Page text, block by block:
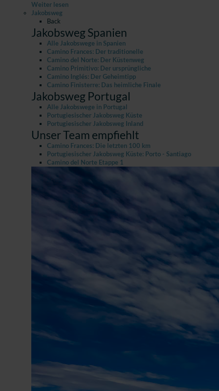
Weiter lesen
Jakobsweg
Back
Jakobsweg Spanien
Alle Jakobswege in Spanien
Camino Frances: Der traditionelle
Camino del Norte: Der Küstenweg
Camino Primitivo: Der ursprüngliche
Camino Inglés: Der Geheimtipp
Camino Finisterre: Das heimliche Finale
Jakobsweg Portugal
Alle Jakobswege in Portugal
Portugiesischer Jakobsweg Küste
Portugiesischer Jakobsweg Inland
Unser Team empfiehlt
Camino Frances: Die letzten 100 km
Portugiesischer Jakobsweg Küste: Porto - Santiago
Camino del Norte Etappe 1